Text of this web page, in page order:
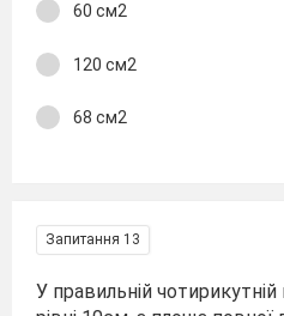
60 см2
120 см2
68 см2
Запитання 13
У правильній